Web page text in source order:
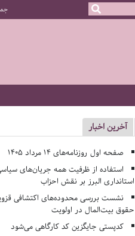
جمعه
آخرین اخبار
صفحه اول روزنامه‌های 14 مرداد 1405
استفاده از ظرفیت همه جریان‌های
استانداری البرز بر نقش احزاب
نشست بررسی محدوده‌های اکتشافی
حقوق بیت‌المال در اولویت
کدپستی جایگزین کد کارگاهی می‌شود